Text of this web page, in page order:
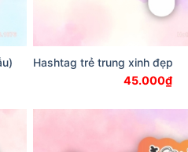
Hashtag trẻ trung xinh đẹp
45.000₫